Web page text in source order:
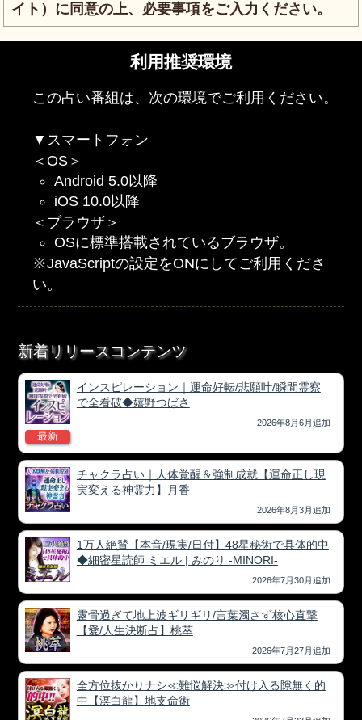
イト） に同意の上、必要事項をご入力ください。
利用推奨環境
この占い番組は、次の環境でご利用ください。
▼スマートフォン
＜OS＞
Android 5.0以降
iOS 10.0以降
＜ブラウザ＞
OSに標準搭載されているブラウザ。
※JavaScriptの設定をONにしてご利用くださ
い。
新着リリースコンテンツ
最新
インスピレーション｜運命好転/悲願叶/瞬間霊察
で全看破◆嬉野つばさ
2026年8月6月追加
チャクラ占い｜人体覚醒＆強制成就【運命正し現
実変える神霊力】月香
2026年8月3月追加
1万人絶賛【本音/現実/日付】48星秘術で具体的中
◆細密星読師 ミエル | みのり -MINORI-
2026年7月30月追加
露骨過ぎて地上波ギリギリ/言葉濁さず核心直撃
【愛/人生決断占】桃萃
2026年7月27月追加
全方位抜かりナシ≪難悩解決≫付け入る隙無く的
中【溟白龍】地支命術